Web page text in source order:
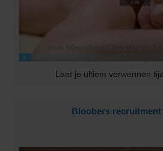
Laat je ultiem verwennen
Bloobers recruitment